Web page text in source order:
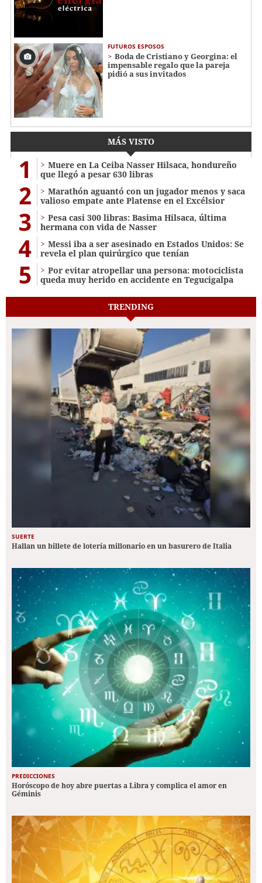
FUTUROS ESPOSOS
Boda de Cristiano y Georgina: el
impensable regalo que la pareja
pidió a sus invitados
MÁS VISTO
1
Muere en La Ceiba Nasser Hilsaca, hondureño
que llegó a pesar 630 libras
2
Marathón aguantó con un jugador menos y saca
valioso empate ante Platense en el Excélsior
3
Pesa casi 300 libras: Basima Hilsaca, última
hermana con vida de Nasser
4
Messi iba a ser asesinado en Estados Unidos: Se
revela el plan quirúrgico que tenían
5
Por evitar atropellar una persona: motociclista
queda muy herido en accidente en Tegucigalpa
TRENDING
SUERTE
Hallan un billete de lotería millonario en un basurero de Italia
PREDICCIONES
Horóscopo de hoy abre puertas a Libra y complica el amor en
Géminis